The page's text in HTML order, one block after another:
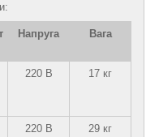
Напруга Вага
220 В 17 кг
220 В 29 кг